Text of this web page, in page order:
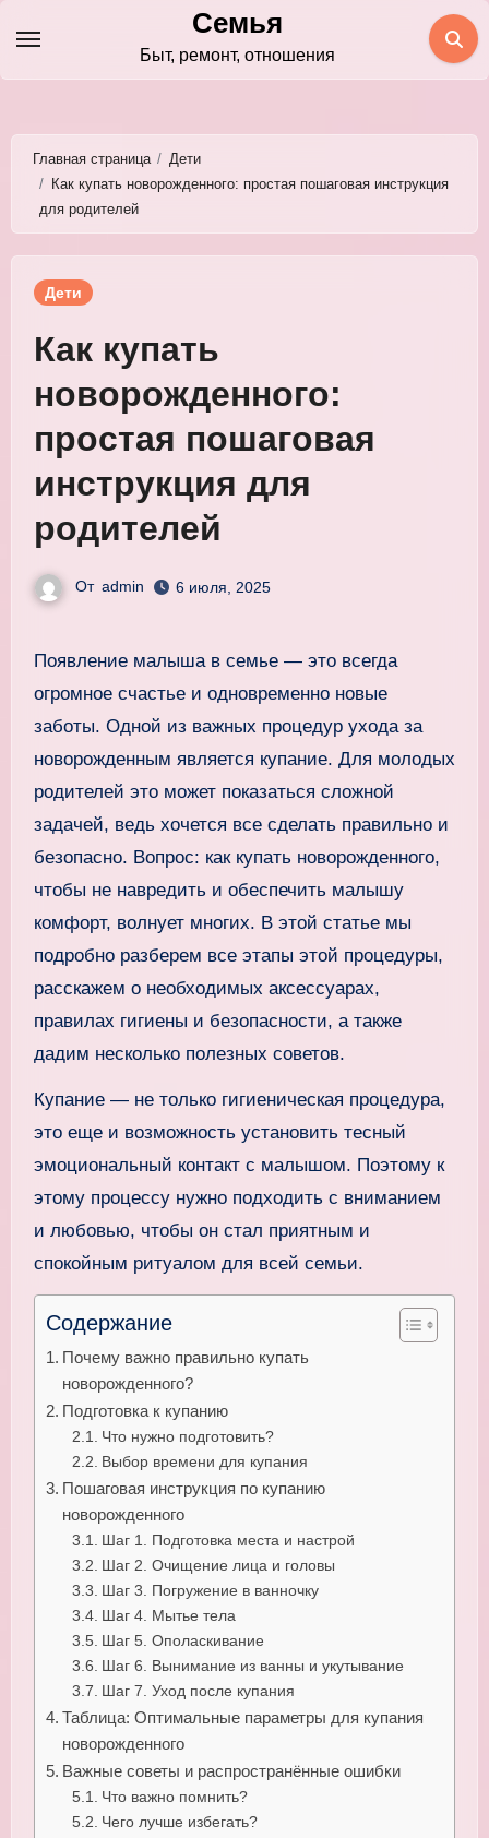
содержимому
Семья
Быт, ремонт, отношения
Главная страница
Дети
Как купать новорожденного: простая пошаговая инструкция
для родителей
Дети
Как купать
новорожденного:
простая пошаговая
инструкция для
родителей
От admin 6 июля, 2025
Появление малыша в семье — это всегда
огромное счастье и одновременно новые
заботы. Одной из важных процедур ухода за
новорожденным является купание. Для молодых
родителей это может показаться сложной
задачей, ведь хочется все сделать правильно и
безопасно. Вопрос: как купать новорожденного,
чтобы не навредить и обеспечить малышу
комфорт, волнует многих. В этой статье мы
подробно разберем все этапы этой процедуры,
расскажем о необходимых аксессуарах,
правилах гигиены и безопасности, а также
дадим несколько полезных советов.
Купание — не только гигиеническая процедура,
это еще и возможность установить тесный
эмоциональный контакт с малышом. Поэтому к
этому процессу нужно подходить с вниманием
и любовью, чтобы он стал приятным и
спокойным ритуалом для всей семьи.
Содержание
Почему важно правильно купать
новорожденного?
Подготовка к купанию
Что нужно подготовить?
Выбор времени для купания
Пошаговая инструкция по купанию
новорожденного
Шаг 1. Подготовка места и настрой
Шаг 2. Очищение лица и головы
Шаг 3. Погружение в ванночку
Шаг 4. Мытье тела
Шаг 5. Ополаскивание
Шаг 6. Вынимание из ванны и укутывание
Шаг 7. Уход после купания
Таблица: Оптимальные параметры для купания
новорожденного
Важные советы и распространённые ошибки
Что важно помнить?
Чего лучше избегать?